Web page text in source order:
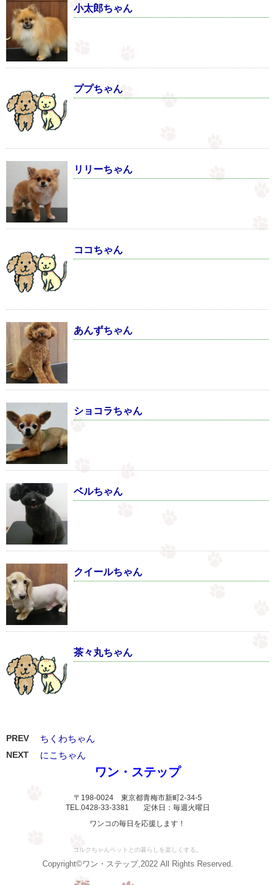
小太郎ちゃん
ププちゃん
リリーちゃん
ココちゃん
あんずちゃん
ショコラちゃん
ベルちゃん
クイールちゃん
茶々丸ちゃん
PREV ちくわちゃん
NEXT にこちゃん
ワン・ステップ
〒198-0024 東京都青梅市新町2-34-5
TEL.0428-33-3381 定休日：毎週火曜日
ワンコの毎日を応援します！
コルクちゃんペットとの暮らしを楽しくする。
Copyright©ワン・ステップ,2022 All Rights Reserved.